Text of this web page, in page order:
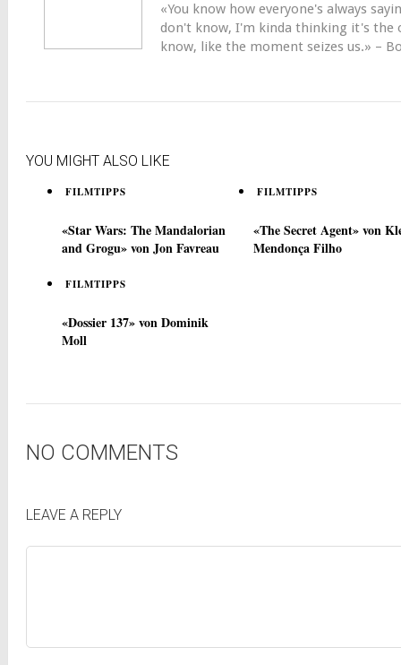
«You know how everyone's always
don't know, I'm kinda thinking it's the
know, like the moment seizes us.» –
YOU MIGHT ALSO LIKE
FILMTIPPS
«Star Wars: The Mandalorian
and Grogu» von Jon Favreau
FILMTIPPS
«The Secret Agent» von
Mendonça Filho
FILMTIPPS
«Dossier 137» von Dominik
Moll
NO COMMENTS
LEAVE A REPLY